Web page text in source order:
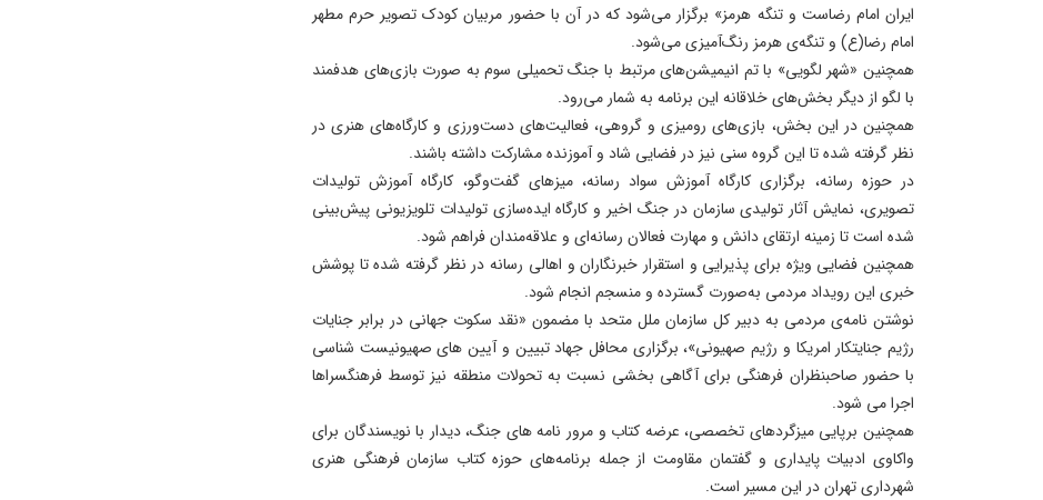
ایران امام رضاست و تنگه هرمز» برگزار می‌شود که در آن با حضور مربیان کودک تصویر حرم مطهر
امام رضا(ع) و تنگه‌ی هرمز رنگ‌آمیزی می‌شود.
همچنین «شهر لگویی» با تم انیمیشن‌های مرتبط با جنگ تحمیلی سوم به صورت بازی‌های هدفمند
با لگو از دیگر بخش‌های خلاقانه این برنامه به شمار می‌رود.
همچنین در این بخش، بازی‌های رومیزی و گروهی، فعالیت‌های دست‌ورزی و کارگاه‌های هنری در
نظر گرفته شده تا این گروه سنی نیز در فضایی شاد و آموزنده مشارکت داشته باشند.
در حوزه رسانه، برگزاری کارگاه آموزش سواد رسانه، میزهای گفت‌وگو، کارگاه آموزش تولیدات
تصویری، نمایش آثار تولیدی سازمان در جنگ اخیر و کارگاه ایده‌سازی تولیدات تلویزیونی پیش‌بینی
شده است تا زمینه ارتقای دانش و مهارت فعالان رسانه‌ای و علاقه‌مندان فراهم شود.
همچنین فضایی ویژه برای پذیرایی و استقرار خبرنگاران و اهالی رسانه در نظر گرفته شده تا پوشش
خبری این رویداد مردمی به‌صورت گسترده و منسجم انجام شود.
نوشتن نامه‌ی مردمی به دبیر کل سازمان ملل متحد با مضمون «نقد سکوت جهانی در برابر جنایات
رژیم جنایتکار امریکا و رژیم صهیونی»، برگزاری محافل جهاد تبیین و آیین های صهیونیست شناسی
با حضور صاحبنظران فرهنگی برای آگاهی بخشی نسبت به تحولات منطقه نیز توسط فرهنگسراها
اجرا می شود.
همچنین برپایی میزگردهای تخصصی، عرضه کتاب و مرور نامه های جنگ، دیدار با نویسندگان برای
واکاوی ادبیات پایداری و گفتمان مقاومت از جمله برنامه‌های حوزه کتاب سازمان فرهنگی هنری
شهرداری تهران در این مسیر است.